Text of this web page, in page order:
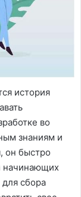
история
во
знаниям и
он быстро
начинающих
сбора